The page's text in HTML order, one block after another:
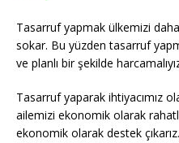
Tasarruf yapmak ülkemizi
sokar. Bu yüzden tasarruf
ve planlı bir şekilde
Tasarruf yaparak ihtiyacımız
ailemizi ekonomik olarak
ekonomik olarak destek